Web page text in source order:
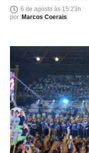
6 de agosto às 15:23h
por Marcos Coerais